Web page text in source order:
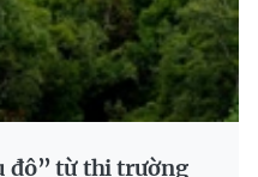
đô” từ thị trường